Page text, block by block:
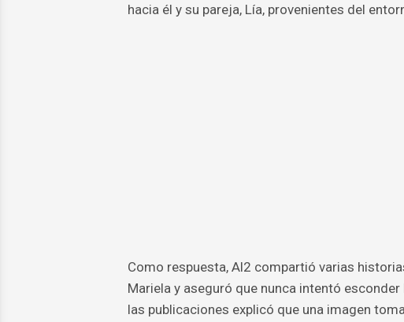
hacia él y su pareja, Lía, provenientes del
Como respuesta, Al2 compartió varias
Mariela y aseguró que nunca intentó
las publicaciones explicó que una imagen